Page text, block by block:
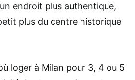
endroit plus authentique,
plus du centre historique
loger à Milan pour 3, 4 ou 5